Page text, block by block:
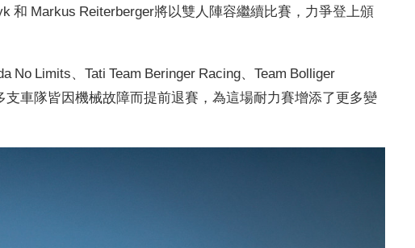
和 Markus Reiterberger將 以雙人陣容繼續比賽， 力爭登上頒
No Limits、Tati Team Beringer Racing、Team Bolliger
車隊皆因機械故障而提前退賽， 為這場耐力賽增添了更多變